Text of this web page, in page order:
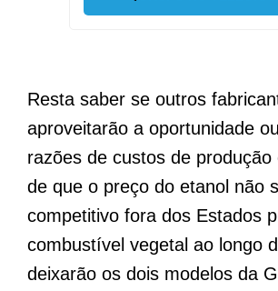
Resta saber se outros
aproveitarão a oportunidade
razões de custos de produção
de que o preço do etanol não
competitivo fora dos Estados
combustível vegetal ao longo
deixarão os dois modelos da